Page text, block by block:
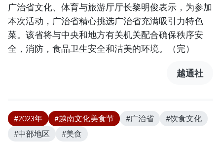
广治省文化、体育与旅游厅厅长黎明俊表示，为参加
本次活动，广治省精心挑选广治省充满吸引力特色
菜。该省将与中央和地方有关机关配合确保秩序安
全，消防，食品卫生安全和洁美的环境。（完）
越通社
#2023年 #越南文化美食节 #广治省
#饮食文化
#中部地区
#美食